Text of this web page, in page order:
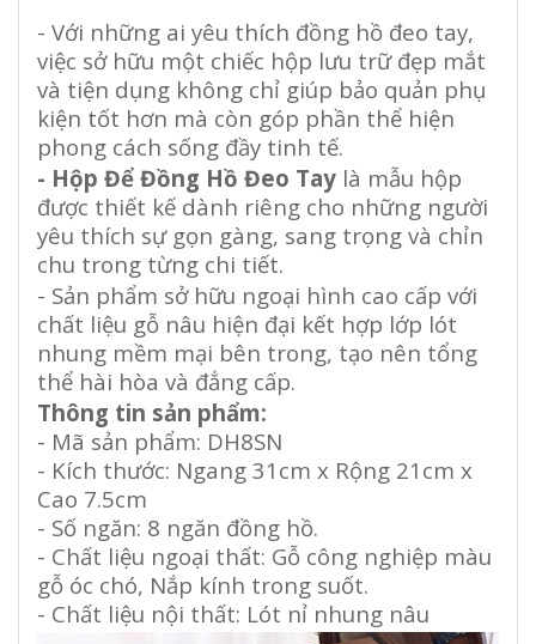
- Với những ai yêu thích đồng hồ đeo tay,
việc sở hữu một chiếc hộp lưu trữ đẹp mắt
và tiện dụng không chỉ giúp bảo quản phụ
kiện tốt hơn mà còn góp phần thể hiện
phong cách sống đầy tinh tế.
- Hộp Để Đồng Hồ Đeo Tay là mẫu hộp
được thiết kế dành riêng cho những người
yêu thích sự gọn gàng, sang trọng và chỉn
chu trong từng chi tiết.
- Sản phẩm sở hữu ngoại hình cao cấp với
chất liệu gỗ nâu hiện đại kết hợp lớp lót
nhung mềm mại bên trong, tạo nên tổng
thể hài hòa và đẳng cấp.
Thông tin sản phẩm:
- Mã sản phẩm: DH8SN
- Kích thước: Ngang 31cm x Rộng 21cm x
Cao 7.5cm
- Số ngăn: 8 ngăn đồng hồ.
- Chất liệu ngoại thất: Gỗ công nghiệp màu
gỗ óc chó, Nắp kính trong suốt.
- Chất liệu nội thất: Lót nỉ nhung nâu